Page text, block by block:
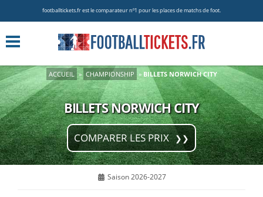
footballtickets.fr est le comparateur nº1 pour les places de matchs de foot.
ACCUEIL » CHAMPIONSHIP » BILLETS NORWICH CITY
BILLETS NORWICH CITY
COMPARER LES PRIX
Saison 2026-2027